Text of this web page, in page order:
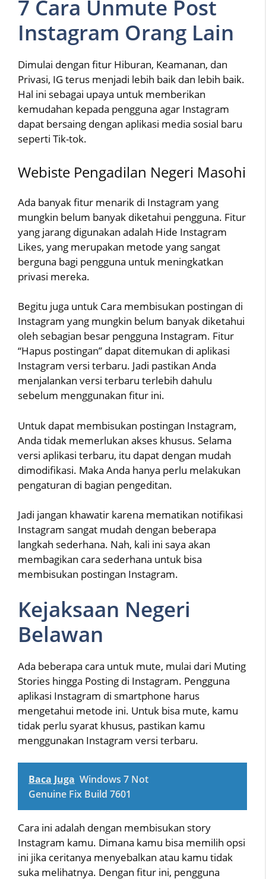
7 Cara Unmute Post
Instagram Orang Lain
Dimulai dengan fitur Hiburan, Keamanan, dan
Privasi, IG terus menjadi lebih baik dan lebih baik.
Hal ini sebagai upaya untuk memberikan
kemudahan kepada pengguna agar Instagram
dapat bersaing dengan aplikasi media sosial baru
seperti Tik-tok.
Webiste Pengadilan Negeri Masohi
Ada banyak fitur menarik di Instagram yang
mungkin belum banyak diketahui pengguna. Fitur
yang jarang digunakan adalah Hide Instagram
Likes, yang merupakan metode yang sangat
berguna bagi pengguna untuk meningkatkan
privasi mereka.
Begitu juga untuk Cara membisukan postingan di
Instagram yang mungkin belum banyak diketahui
oleh sebagian besar pengguna Instagram. Fitur
“Hapus postingan” dapat ditemukan di aplikasi
Instagram versi terbaru. Jadi pastikan Anda
menjalankan versi terbaru terlebih dahulu
sebelum menggunakan fitur ini.
Untuk dapat membisukan postingan Instagram,
Anda tidak memerlukan akses khusus. Selama
versi aplikasi terbaru, itu dapat dengan mudah
dimodifikasi. Maka Anda hanya perlu melakukan
pengaturan di bagian pengeditan.
Jadi jangan khawatir karena mematikan notifikasi
Instagram sangat mudah dengan beberapa
langkah sederhana. Nah, kali ini saya akan
membagikan cara sederhana untuk bisa
membisukan postingan Instagram.
Kejaksaan Negeri
Belawan
Ada beberapa cara untuk mute, mulai dari Muting
Stories hingga Posting di Instagram. Pengguna
aplikasi Instagram di smartphone harus
mengetahui metode ini. Untuk bisa mute, kamu
tidak perlu syarat khusus, pastikan kamu
menggunakan Instagram versi terbaru.
Baca Juga Windows 7 Not
Genuine Fix Build 7601
Cara ini adalah dengan membisukan story
Instagram kamu. Dimana kamu bisa memilih opsi
ini jika ceritanya menyebalkan atau kamu tidak
suka melihatnya. Dengan fitur ini, pengguna